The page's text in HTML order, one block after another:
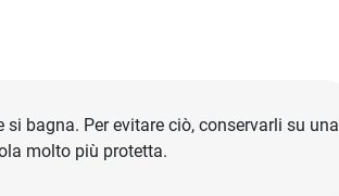
bagna. Per evitare ciò, conservarli su una
molto più protetta.